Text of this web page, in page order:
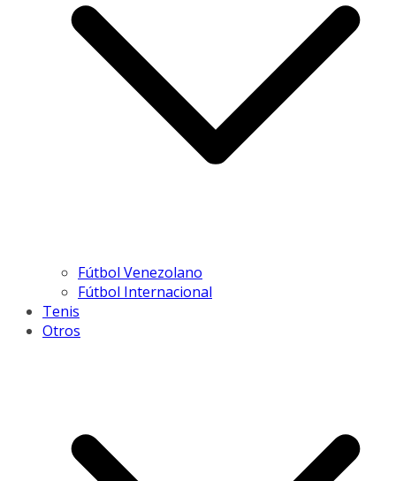
Fútbol Venezolano
Fútbol Internacional
Tenis
Otros